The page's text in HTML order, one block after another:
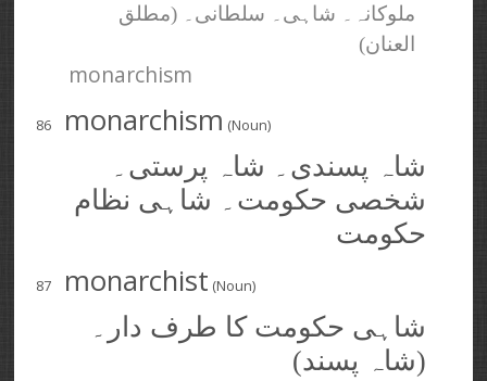
ملوکانہ۔ شاہی۔ سلطانی۔ (مطلق
العنان)
monarchism
86 monarchism (Noun)
شاہ پسندی۔ شاہ پرستی۔
شخصی حکومت۔ شاہی نظام
حکومت
87 monarchist (Noun)
شاہی حکومت کا طرف دار۔
(شاہ پسند)